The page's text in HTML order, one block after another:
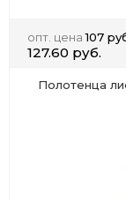
опт. цена107
127.60 руб.
Полотенца